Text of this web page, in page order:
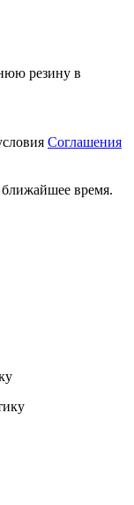
резину в
Соглашения
время.